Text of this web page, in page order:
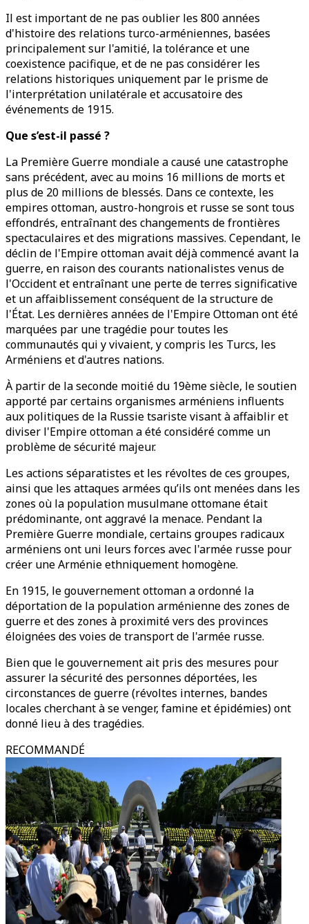
Il est important de ne pas oublier les 800 années
d'histoire des relations turco-arméniennes, basées
principalement sur l'amitié, la tolérance et une
coexistence pacifique, et de ne pas considérer les
relations historiques uniquement par le prisme de
l'interprétation unilatérale et accusatoire des
événements de 1915.
Que s’est-il passé ?
La Première Guerre mondiale a causé une catastrophe
sans précédent, avec au moins 16 millions de morts et
plus de 20 millions de blessés. Dans ce contexte, les
empires ottoman, austro-hongrois et russe se sont tous
effondrés, entraînant des changements de frontières
spectaculaires et des migrations massives. Cependant, le
déclin de l'Empire ottoman avait déjà commencé avant la
guerre, en raison des courants nationalistes venus de
l'Occident et entraînant une perte de terres significative
et un affaiblissement conséquent de la structure de
l'État. Les dernières années de l'Empire Ottoman ont été
marquées par une tragédie pour toutes les
communautés qui y vivaient, y compris les Turcs, les
Arméniens et d'autres nations.
À partir de la seconde moitié du 19ème siècle, le soutien
apporté par certains organismes arméniens influents
aux politiques de la Russie tsariste visant à affaiblir et
diviser l'Empire ottoman a été considéré comme un
problème de sécurité majeur.
Les actions séparatistes et les révoltes de ces groupes,
ainsi que les attaques armées qu’ils ont menées dans les
zones où la population musulmane ottomane était
prédominante, ont aggravé la menace. Pendant la
Première Guerre mondiale, certains groupes radicaux
arméniens ont uni leurs forces avec l'armée russe pour
créer une Arménie ethniquement homogène.
En 1915, le gouvernement ottoman a ordonné la
déportation de la population arménienne des zones de
guerre et des zones à proximité vers des provinces
éloignées des voies de transport de l'armée russe.
Bien que le gouvernement ait pris des mesures pour
assurer la sécurité des personnes déportées, les
circonstances de guerre (révoltes internes, bandes
locales cherchant à se venger, famine et épidémies) ont
donné lieu à des tragédies.
RECOMMANDÉ